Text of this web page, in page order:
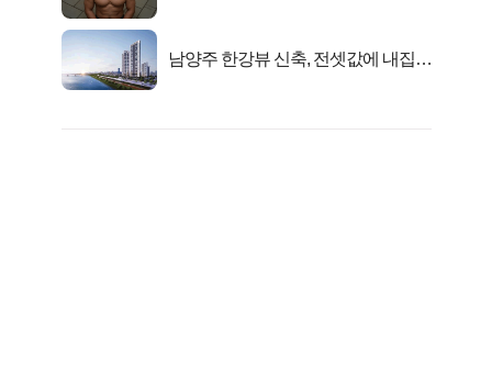
남양주 한강뷰 신축, 전셋값에 내집마